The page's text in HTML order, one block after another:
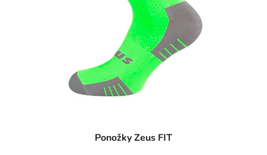
Ponožky Zeus FIT